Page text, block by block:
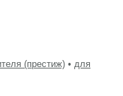
(престиж) • для